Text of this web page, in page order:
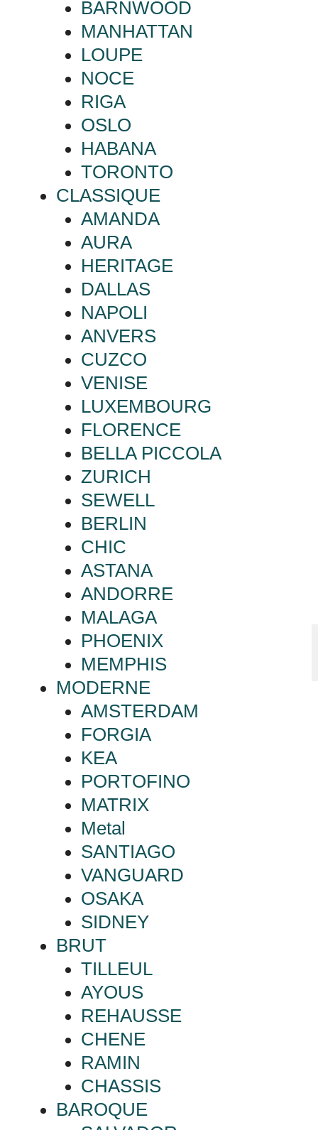
BARNWOOD
MANHATTAN
LOUPE
NOCE
RIGA
OSLO
HABANA
TORONTO
CLASSIQUE
AMANDA
AURA
HERITAGE
DALLAS
NAPOLI
ANVERS
CUZCO
VENISE
LUXEMBOURG
FLORENCE
BELLA PICCOLA
ZURICH
SEWELL
BERLIN
CHIC
ASTANA
ANDORRE
MALAGA
PHOENIX
MEMPHIS
MODERNE
AMSTERDAM
FORGIA
KEA
PORTOFINO
MATRIX
Metal
SANTIAGO
VANGUARD
OSAKA
SIDNEY
BRUT
TILLEUL
AYOUS
REHAUSSE
CHENE
RAMIN
CHASSIS
BAROQUE